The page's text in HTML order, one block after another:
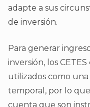
adapte a sus
de inversión.
Para generar
inversión, los
utilizados como
temporal, por lo
cuenta que son